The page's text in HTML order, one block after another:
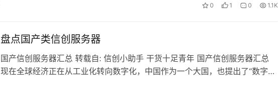
0 1 0 1.1K
盘点国产类信创服务器
国产信创服务器汇总 转载自: 信创小助手 干货十足青年 国产信创服务器汇总
现在全球经济正在从工业化转向数字化，中国作为一个大国，也提出了“数字中